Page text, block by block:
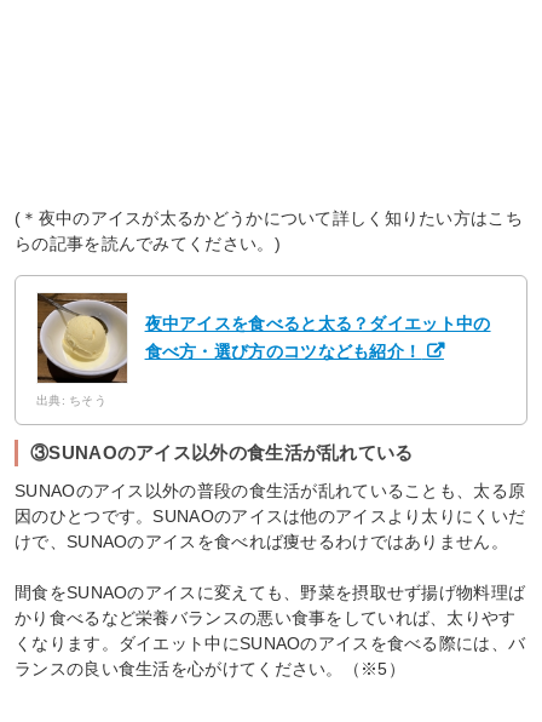
(＊夜中のアイスが太るかどうかについて詳しく知りたい方はこち
らの記事を読んでみてください。)
夜中アイスを食べると太る？ダイエット中の
食べ方・選び方のコツなども紹介！
出典: ちそう
③SUNAOのアイス以外の食生活が乱れている
SUNAOのアイス以外の普段の食生活が乱れていることも、太る原
因のひとつです。SUNAOのアイスは他のアイスより太りにくいだ
けで、SUNAOのアイスを食べれば痩せるわけではありません。
間食をSUNAOのアイスに変えても、野菜を摂取せず揚げ物料理ば
かり食べるなど栄養バランスの悪い食事をしていれば、太りやす
くなります。ダイエット中にSUNAOのアイスを食べる際には、バ
ランスの良い食生活を心がけてください。（※5）